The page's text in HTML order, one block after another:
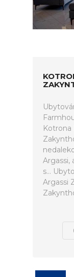
Kotrona
Argassi,
s...
Argassi